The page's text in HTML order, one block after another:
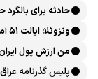
حادثه برای
ونزوئلا: ایالت ۵۱ آمریکا!
من ارزش پول ایران
پلیس گذرنامه